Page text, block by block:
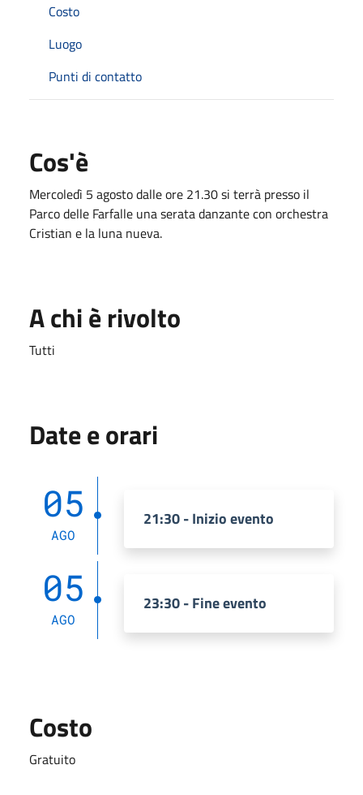
Costo
Luogo
Punti di contatto
Cos'è
Mercoledì 5 agosto dalle ore 21.30 si terrà presso il
Parco delle Farfalle una serata danzante con orchestra
Cristian e la luna nueva.
A chi è rivolto
Tutti
Date e orari
05
AGO
21:30 - Inizio evento
05
AGO
23:30 - Fine evento
Costo
Gratuito